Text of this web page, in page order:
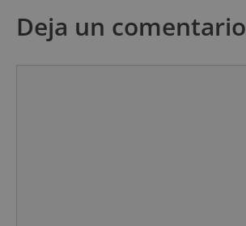
Deja un comentario